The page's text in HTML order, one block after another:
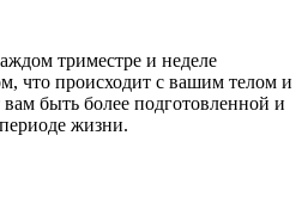
триместре и неделе
что происходит с вашим телом и
быть более подготовленной и
жизни.